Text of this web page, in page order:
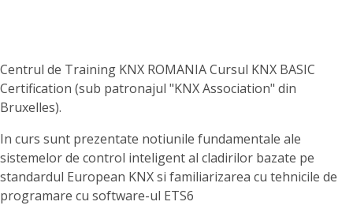
Centrul de Training KNX ROMANIA Cursul KNX BASIC
Certification (sub patronajul "KNX Association" din
Bruxelles).
In curs sunt prezentate notiunile fundamentale ale
sistemelor de control inteligent al cladirilor bazate pe
standardul European KNX si familiarizarea cu tehnicile de
programare cu software-ul ETS6